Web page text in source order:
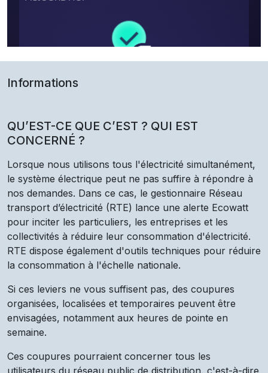
Informations
QU’EST-CE QUE C’EST ? QUI EST
CONCERNÉ ?
Lorsque nous utilisons tous l'électricité simultanément,
le système électrique peut ne pas suffire à répondre à
nos demandes. Dans ce cas, le gestionnaire Réseau
transport d’électricité (RTE) lance une alerte Ecowatt
pour inciter les particuliers, les entreprises et les
collectivités à réduire leur consommation d'électricité.
RTE dispose également d'outils techniques pour réduire
la consommation à l'échelle nationale.
Si ces leviers ne vous suffisent pas, des coupures
organisées, localisées et temporaires peuvent être
envisagées, notamment aux heures de pointe en
semaine.
Ces coupures pourraient concerner tous les